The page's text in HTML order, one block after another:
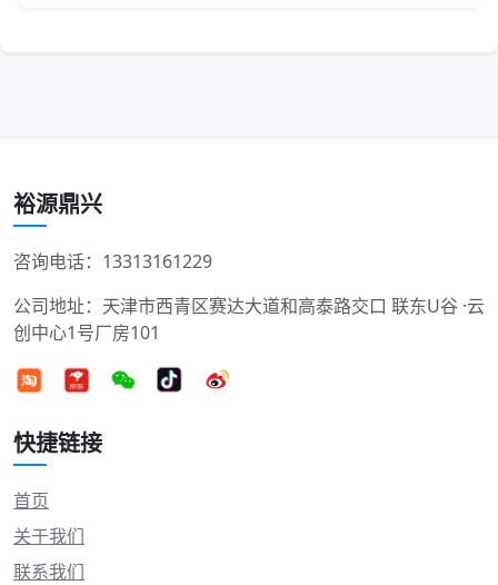
裕源鼎兴
咨询电话：13313161229
公司地址：天津市西青区赛达大道和高泰路交口 联东U谷 ·云
创中心1号厂房101
快捷链接
首页
关于我们
联系我们